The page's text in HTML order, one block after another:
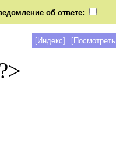
об ответе:
[Индекс]